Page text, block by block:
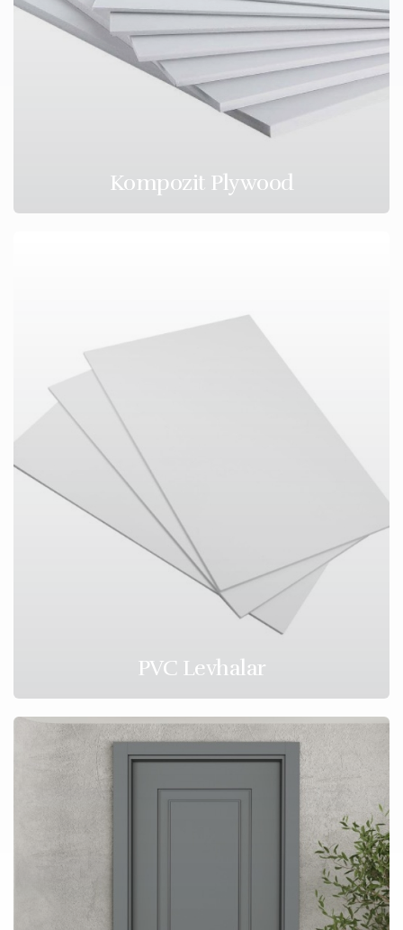
Kompozit Plywood
PVC Levhalar